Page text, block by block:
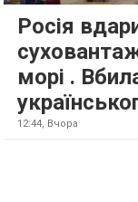
Росія
морі .
12:44, Вчора